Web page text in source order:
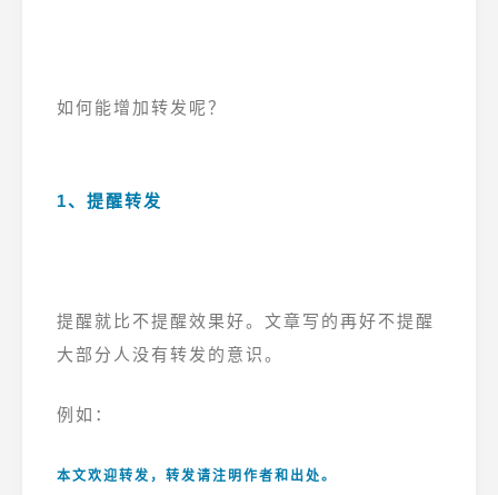
如何能增加转发呢？
1、提醒转发
提醒就比不提醒效果好。文章写的再好不提醒
大部分人没有转发的意识。
例如：
本文欢迎转发，转发请注明作者和出处。